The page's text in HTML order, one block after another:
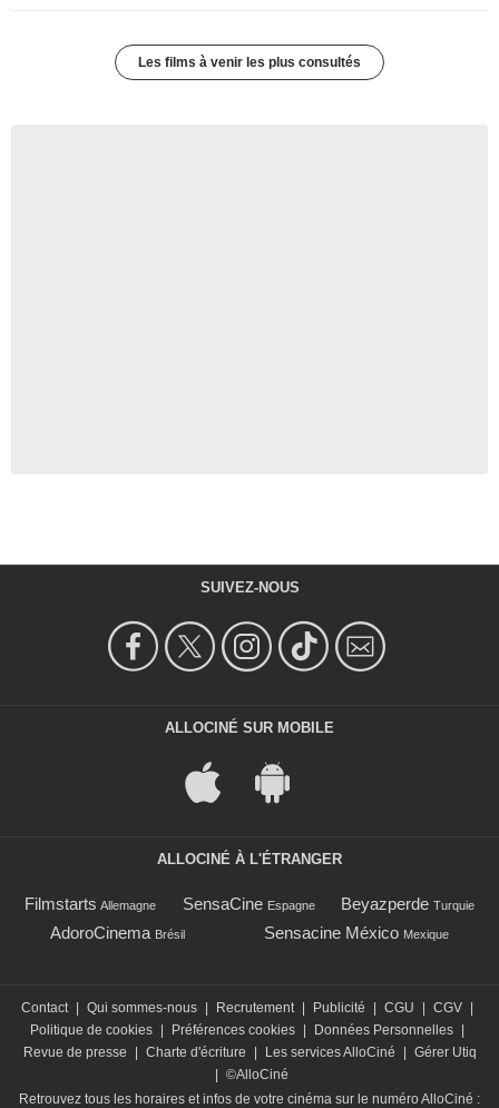
Les films à venir les plus consultés
SUIVEZ-NOUS
ALLOCINÉ SUR MOBILE
ALLOCINÉ À L'ÉTRANGER
Filmstarts Allemagne SensaCine Espagne Beyazperde Turquie
AdoroCinema Brésil Sensacine México Mexique
Contact | Qui sommes-nous | Recrutement | Publicité | CGU | CGV |
Politique de cookies | Préférences cookies | Données Personnelles |
Revue de presse
| Charte d'écriture | Les services AlloCiné | Gérer Utiq
| ©AlloCiné
Retrouvez tous les horaires et infos de votre cinéma sur le numéro AlloCiné :